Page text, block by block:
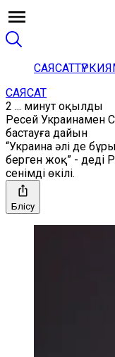
САЯСАТТҮРКИЯ
САЯСАТ
2 ... минут оқылды
Ресей Украинамен
бастауға дайын
“Украина әлі де
берген жоқ” - деді
сенімді өкілі.
Бөлісу